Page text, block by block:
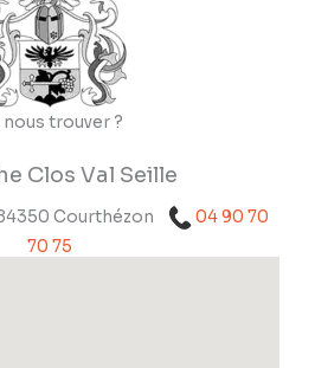
nous trouver ?
Clos Val Seille
Courthézon
04 90 70
70 75